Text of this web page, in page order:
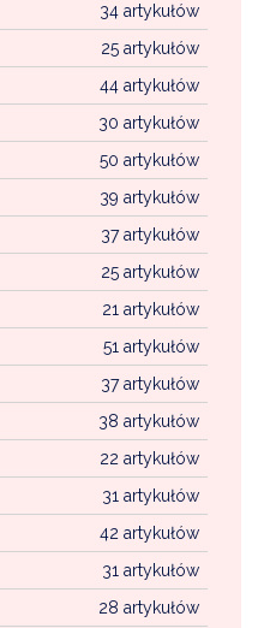
34 artykułów
25 artykułów
44 artykułów
30 artykułów
50 artykułów
39 artykułów
37 artykułów
25 artykułów
21 artykułów
51 artykułów
37 artykułów
38 artykułów
22 artykułów
31 artykułów
42 artykułów
31 artykułów
28 artykułów